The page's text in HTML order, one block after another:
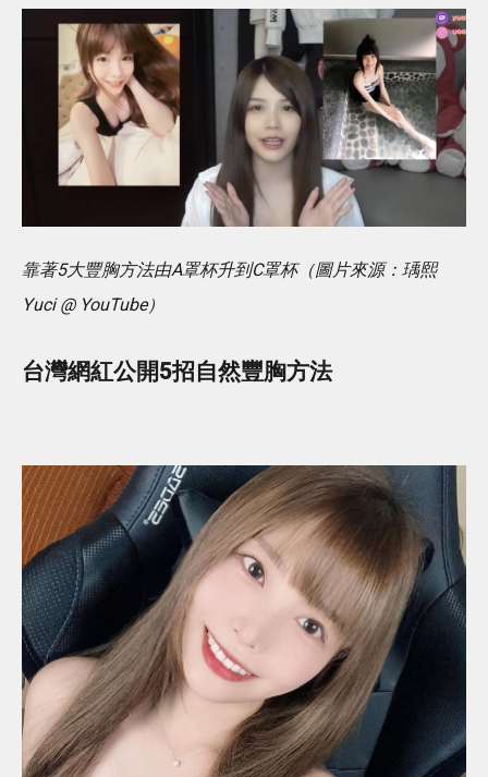
靠著5大豐胸方法由A罩杯升到C罩杯（圖片來源：瑀熙
Yuci @ YouTube）
台灣網紅公開5招自然豐胸方法